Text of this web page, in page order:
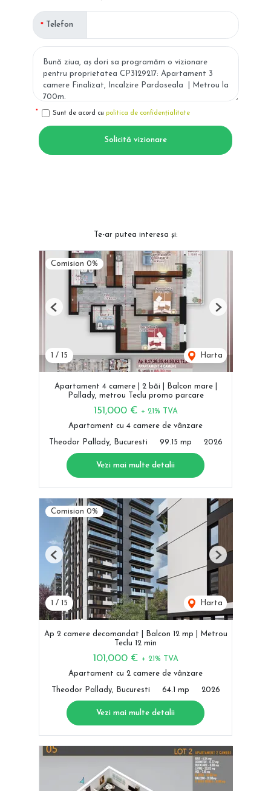
Telefon
Sunt de acord cu politica de confidențialitate
Solicită vizionare
Te-ar putea interesa și:
Comision 0%
/ 15 Harta
Previous Next
Apartament 4 camere | 2 băi | Balcon mare |
Pallady, metrou Teclu promo parcare
151,000 € + 21% TVA
Apartament cu 4 camere de vânzare
Theodor Pallady, Bucuresti 99.15 mp 2026
Vezi mai multe detalii
Comision 0%
/ 15 Harta
Previous Next
Ap 2 camere decomandat | Balcon 12 mp | Metrou
Teclu 12 min
101,000 € + 21% TVA
Apartament cu 2 camere de vânzare
Theodor Pallady, Bucuresti 64.1 mp 2026
Vezi mai multe detalii